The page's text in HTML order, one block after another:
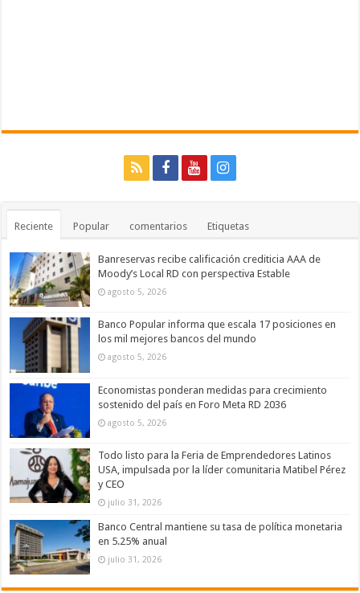
Reciente Popular comentarios Etiquetas
Banreservas recibe calificación crediticia AAA de
Moody’s Local RD con perspectiva Estable
agosto 5, 2026
Banco Popular informa que escala 17 posiciones en
los mil mejores bancos del mundo
agosto 5, 2026
Economistas ponderan medidas para crecimiento
sostenido del país en Foro Meta RD 2036
agosto 5, 2026
Todo listo para la Feria de Emprendedores Latinos
USA, impulsada por la líder comunitaria Matibel Pérez
y CEO
julio 31, 2026
Banco Central mantiene su tasa de política monetaria
en 5.25% anual
julio 31, 2026